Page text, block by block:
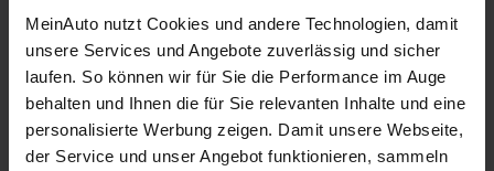
MeinAuto nutzt Cookies und andere Technologien, damit
unsere Services und Angebote zuverlässig und sicher
laufen. So können wir für Sie die Performance im Auge
behalten und Ihnen die für Sie relevanten Inhalte und eine
personalisierte Werbung zeigen. Damit unsere Webseite,
der Service und unser Angebot funktionieren, sammeln
Erfahren Sie mehr über das Urteil unserer Kunden
Testberichte